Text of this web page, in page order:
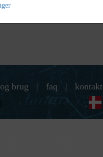
brug | faq | kontakt